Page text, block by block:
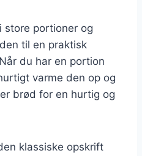
store portioner og
til en praktisk
du har en portion
varme den op og
brød for en hurtig og
klassiske opskrift